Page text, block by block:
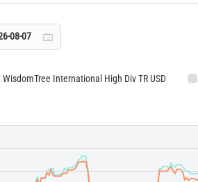
WisdomTree International High Div TR USD